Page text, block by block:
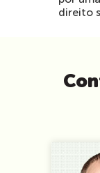
direito